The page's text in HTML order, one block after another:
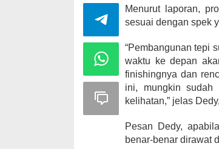
Menurut laporan,
sesuai dengan spek
“Pembangunan tepi
waktu ke depan
finishingnya dan
ini, mungkin sudah
kelihatan,” jelas
Pesan Dedy,
benar-benar dirawat